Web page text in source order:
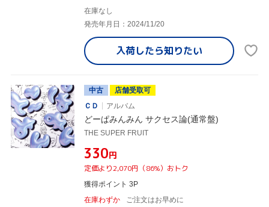
在庫なし
発売年月日：2024/11/20
入荷したら知りたい
中古
店舗受取可
ＣＤ
アルバム
どーぱみんみん サクセス論(通常盤)
THE SUPER FRUIT
¥330円
定価より2,070円（86%）おトク
獲得ポイント 3P
在庫わずか
ご注文はお早めに